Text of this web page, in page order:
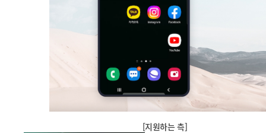
[지원하는 측]